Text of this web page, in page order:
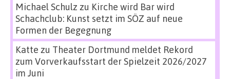
Michael Schulz zu Kirche wird Bar wird
Schachclub: Kunst setzt im SÖZ auf neue
Formen der Begegnung
Katte zu Theater Dortmund meldet Rekord
zum Vorverkaufsstart der Spielzeit 2026/2027
im Juni